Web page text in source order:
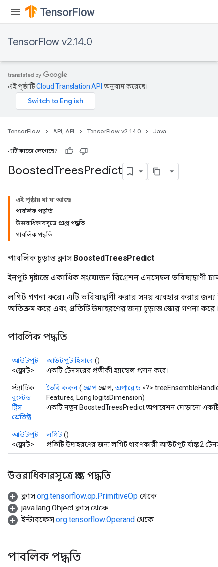
TensorFlow v2.14.0
এই পৃষ্ঠাটিCloud Translation API অনুবাদ করেছে।
TensorFlow API, API TensorFlow v2.14.0 Java
এটি কাজে লেগেছে?
BoostedTreesPredict
এই পৃষ্ঠায় যা যা আছে
পাবলিক পদ্ধতি
উত্তরাধিকারসূত্রে প্রাপ্ত পদ্ধতি
পাবলিক পদ্ধতি
পাবলিক চূড়ান্ত ক্লাস BoostedTreesPredict
ইনপুট দৃষ্টান্তে একাধিক সংযোজন রিগ্রেশন এনসেম্বল ভবিষ্যদ্বাণী
লগিট গণনা করে। এটি ভবিষ্যদ্বাণী করার সময় ব্যবহার করার
অতিক্রম করে এবং প্রতিটি উদাহরণের জন্য চূড়ান্ত স্কোর গণনা করে।
পাবলিক পদ্ধতি
আউটপুট
<ফ্লোট>
আউটপুট হিসাবে()
একটি টেনসরের প্রতীকী হ্যান্ডেল প্রদান করে।
স্ট্যাটিক
বুস্টেড
ট্রিস
প্রেডিক্ট
তৈরি করুন( স্কোপস্কোপ, অপারেন্ড <?>
Features, Long logitsDimension)
একটি নতুন BoostedTreesPredict অপারেশন মোড়ানো একটি
আউটপুট
<ফ্লোট>
লগিট()
প্রতিটি উদাহরণের জন্য লগিট ধারণকারী আউটপুট র্যাঙ্ক 2
উত্তরাধিকারসূত্রে প্রাপ্ত পদ্ধতি
ক্লাস org.tensorflow.op.PrimitiveOp থেকে
java.lang.Object ক্লাস থেকে
ইন্টারফেস org.tensorflow.Operand থেকে
পাবলিক পদ্ধতি